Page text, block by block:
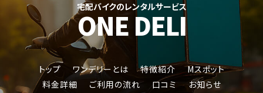
宅配バイクのレンタルサービス
ONE DELI
トップ ワンデリーとは 特徴紹介
Mスポット
料金詳細
ご利用の流れ 口コミ
お知らせ